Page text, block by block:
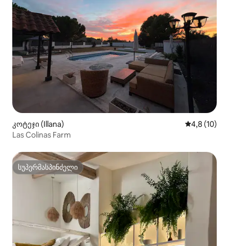
კოტეჯი (Illana) საშუალო
4,8 (10)
Las Colinas Farm
სუპერმასპინძელი
სუპერმასპინძელი